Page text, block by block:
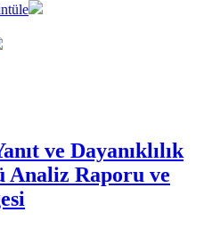
ve Dayanıklılık
Analiz Raporu ve